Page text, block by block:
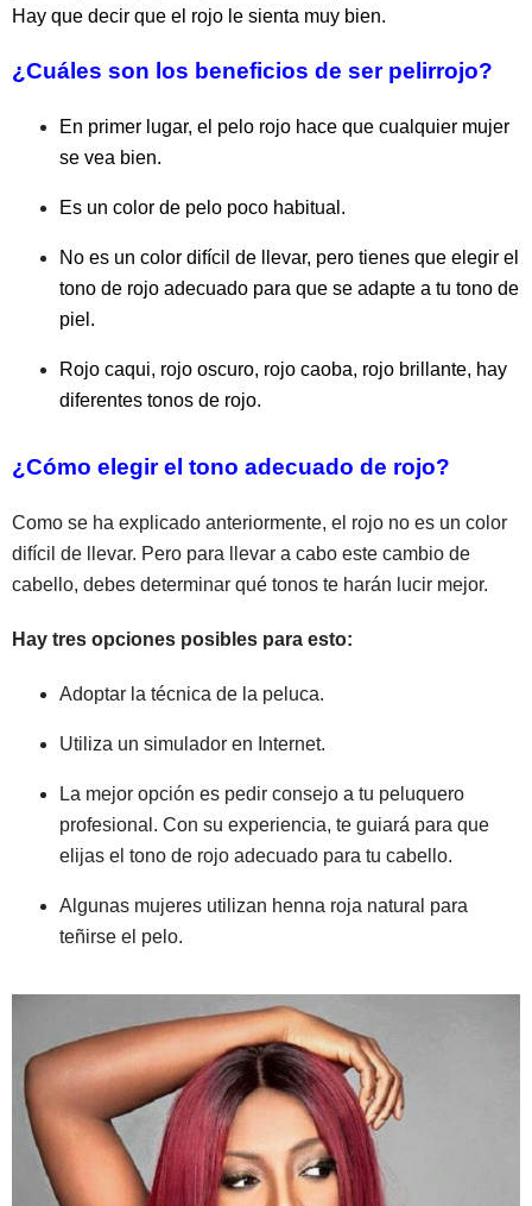
Hay que decir que el rojo le sienta muy bien.
¿Cuáles son los beneficios de ser pelirrojo?
En primer lugar, el pelo rojo hace que cualquier mujer
se vea bien.
Es un color de pelo poco habitual.
No es un color difícil de llevar, pero tienes que elegir el
tono de rojo adecuado para que se adapte a tu tono de
piel.
Rojo caqui, rojo oscuro, rojo caoba, rojo brillante, hay
diferentes tonos de rojo.
¿Cómo elegir el tono adecuado de rojo?
Como se ha explicado anteriormente, el rojo no es un color
difícil de llevar. Pero para llevar a cabo este cambio de
cabello, debes determinar qué tonos te harán lucir mejor.
Hay tres opciones posibles para esto:
Adoptar la técnica de la peluca.
Utiliza un simulador en Internet.
La mejor opción es pedir consejo a tu peluquero
profesional. Con su experiencia, te guiará para que
elijas el tono de rojo adecuado para tu cabello.
Algunas mujeres utilizan henna roja natural para
teñirse el pelo.